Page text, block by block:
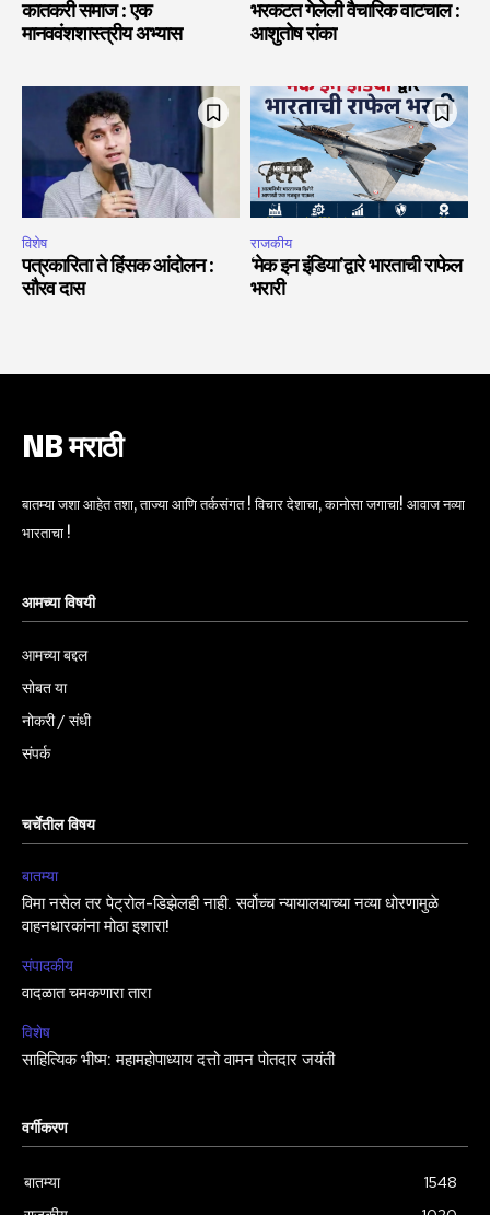
कातकरी समाज : एक
मानववंशशास्त्रीय अभ्यास
भरकटत गेलेली वैचारिक वाटचाल :
आशुतोष रांका
विशेष
पत्रकारिता ते हिंसक आंदोलन :
सौरव दास
राजकीय
‘मेक इन इंडिया’द्वारे भारताची राफेल
भरारी
NB मराठी
बातम्या जशा आहेत तशा, ताज्या आणि तर्कसंगत ! विचार देशाचा, कानोसा जगाचा! आवाज नव्या
भारताचा !
आमच्या विषयी
आमच्या बद्दल
सोबत या
नोकरी / संधी
संपर्क
चर्चेतील विषय
बातम्या
विमा नसेल तर पेट्रोल-डिझेलही नाही. सर्वोच्च न्यायालयाच्या नव्या धोरणामुळे
वाहनधारकांना मोठा इशारा!
संपादकीय
वादळात चमकणारा तारा
विशेष
साहित्यिक भीष्म: महामहोपाध्याय दत्तो वामन पोतदार जयंती
वर्गीकरण
बातम्या
1548